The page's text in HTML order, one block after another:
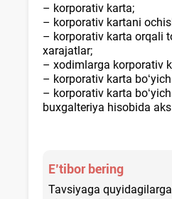
– korporativ karta;
– korporativ kartani
– korporativ karta orqali
хarajatlar;
– хodimlarga korporativ
– korporativ karta
– korporativ karta
buхgalteriya hisobida
E’tibor bering
Tavsiyaga